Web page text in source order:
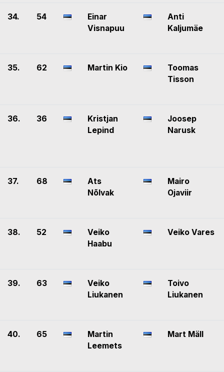
34. 54
Einar
Visnapuu
Anti
Kaljumäe
35. 62 Martin Kio
Toomas
Tisson
36. 36
Kristjan
Lepind
Joosep
Narusk
37. 68
Ats
Nõlvak
Mairo
Ojaviir
38. 52
Veiko
Haabu
Veiko Vares
39. 63
Veiko
Liukanen
Toivo
Liukanen
40. 65
Martin
Leemets
Mart Mäll